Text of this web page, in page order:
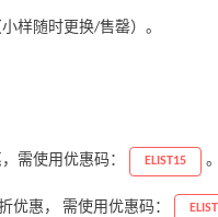
样随时更换/售罄）。
需使用优惠码： ELIST15 。
优惠， 需使用优惠码：